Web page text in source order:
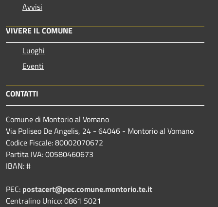
Avvisi
VIVERE IL COMUNE
Luoghi
Eventi
CONTATTI
Comune di Montorio al Vomano
Via Poliseo De Angelis, 24 - 64046 - Montorio al Vomano
Codice Fiscale: 80002070672
Partita IVA: 00580460673
IBAN: #
PEC: postacert@pec.comune.montorio.te.it
Centralino Unico: 0861 5021